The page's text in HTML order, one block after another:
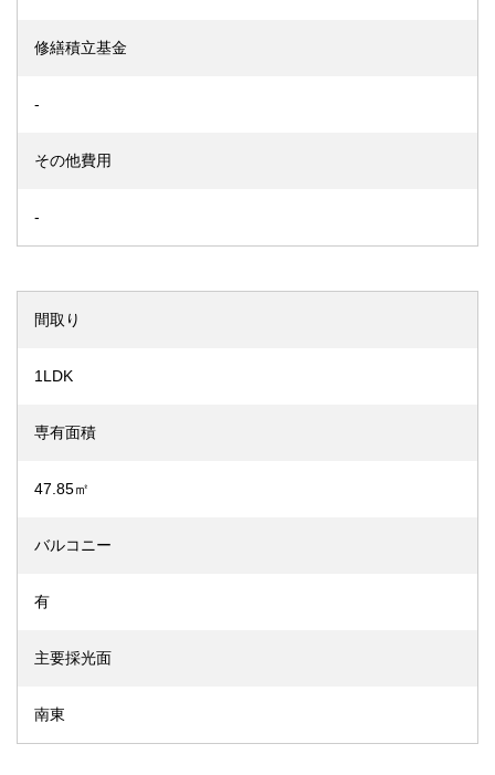
修繕積立基金
-
その他費用
-
間取り
1LDK
専有面積
47.85㎡
バルコニー
有
主要採光面
南東